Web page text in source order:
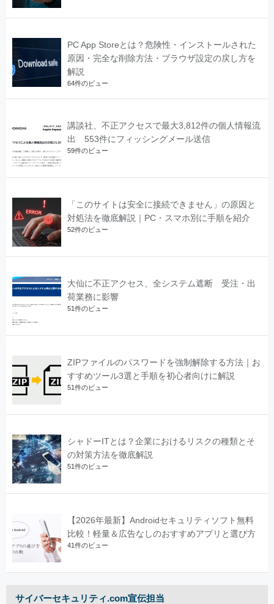
PC App Storeとは？危険性・インストールされた
原因・完全な削除方法・ブラウザ設定の戻し方を
解説
64件のビュー
講談社、不正アクセスで最大3,812件の個人情報流
出 553件にフィッシングメール送信
59件のビュー
「このサイトは安全に接続できません」の原因と
対処法を徹底解説｜PC・スマホ別に手順を紹介
52件のビュー
大仙に不正アクセス、全システム遮断 受注・出
荷業務に影響
51件のビュー
ZIPファイルのパスワードを強制解除する方法｜お
すすめツール3選と手順を初心者向けに解説
51件のビュー
シャドーITとは？企業におけるリスクの種類とそ
の対策方法を徹底解説
51件のビュー
【2026年最新】Androidセキュリティソフト無料
比較！軽量＆広告なしのおすすめアプリと選び方
41件のビュー
サイバーセキュリティ.com宣伝担当